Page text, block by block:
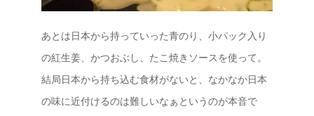
あとは日本から持っていった青のり、小パック入り
の紅生姜、かつおぶし、たこ焼きソースを使って。
結局日本から持ち込む食材がないと、なかなか日本
の味に近付けるのは難しいなぁというのが本音で